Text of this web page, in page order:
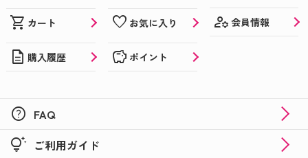
shopping_cart カート favorite お気に入り manage_accounts 会員情報
description 購入履歴 savings ポイント
help FAQ
tips_and_updates ご利用ガイド